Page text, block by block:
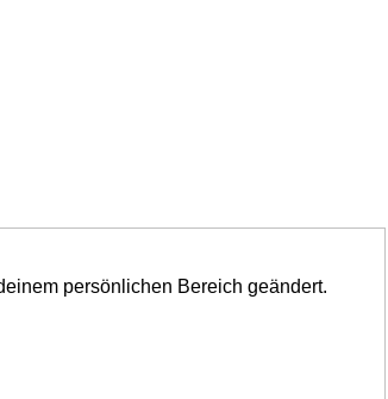
persönlichen Bereich geändert.